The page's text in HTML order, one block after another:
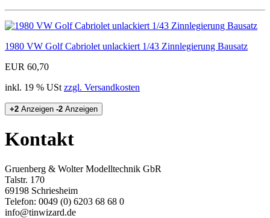
1980 VW Golf Cabriolet unlackiert 1/43 Zinnlegierung Bausatz
EUR 60,70
inkl. 19 % USt zzgl. Versandkosten
+2 Anzeigen -2 Anzeigen
Kontakt
Gruenberg & Wolter Modelltechnik GbR
Talstr. 170
69198 Schriesheim
Telefon: 0049 (0) 6203 68 68 0
info@tinwizard.de